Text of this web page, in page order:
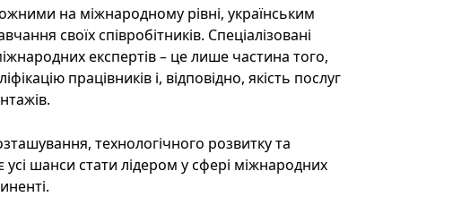
на міжнародному рівні, українським
своїх співробітників. Спеціалізовані
експертів – це лише частина того,
працівників і, відповідно, якість послуг
технологічного розвитку та
усі шанси стати лідером у сфері міжнародних